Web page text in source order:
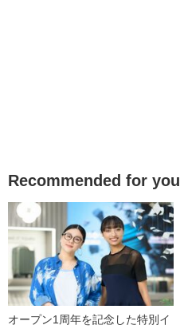
Recommended for you
オープン1周年を記念した特別イ